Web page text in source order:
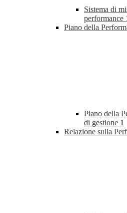
Sistema di
performance
Piano della
Piano della
di gestione 1
Relazione sulla